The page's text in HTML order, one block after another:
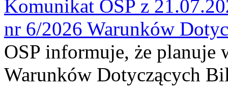
Komunikat OSP z
nr 6/2026 Warunków
OSP informuje, że planuje
Warunków Dotyczących